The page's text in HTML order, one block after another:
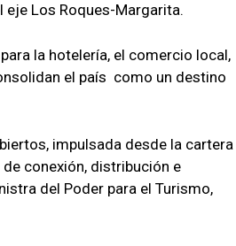
eje Los Roques-Margarita.
la hotelería, el comercio local,
el país como un destino
impulsada desde la cartera
conexión, distribución e
del Poder para el Turismo,